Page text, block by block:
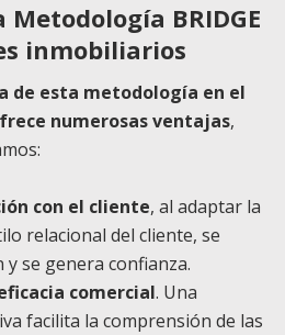
BRIDGE
inmobiliarios
de esta metodología en el
numerosas ventajas,
con el cliente, al adaptar la
relacional del cliente, se
se genera confianza.
comercial. Una
facilita la comprensión de las